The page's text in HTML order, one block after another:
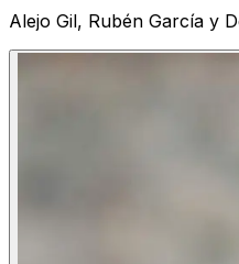
Alejo Gil, Rubén García y